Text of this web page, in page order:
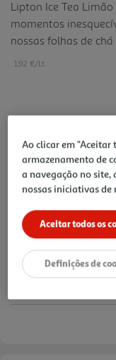
Lipton Ice Tea
momentos
nossas folhas de
criam o delicioso e
1.92 €/Lt
+0,10 € Depósito
Notas de preparação
Ao clicar em "Aceitar
armazenamento de
a navegação no
nossas iniciativas de
Aceitar todos os
Definições de